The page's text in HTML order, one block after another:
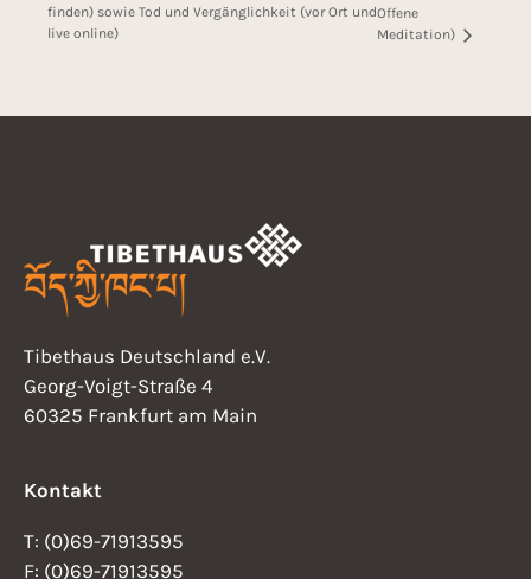
finden) sowie Tod und Vergänglichkeit (vor Ort und
live online)
Offene
Meditation)
Tibethaus Deutschland e.V.
Georg-Voigt-Straße 4
60325 Frankfurt am Main
Kontakt
T: (0)69-71913595
F: (0)69-71913595